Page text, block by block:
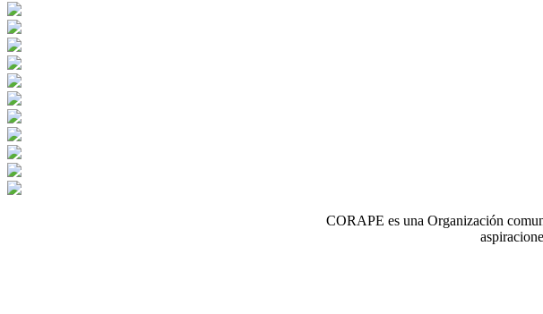
CORAPE es una Organización